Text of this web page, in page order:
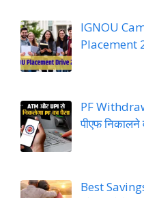
IGNOU
Placement
PF
पीएफ निकालने
Best